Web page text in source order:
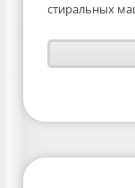
стиральных